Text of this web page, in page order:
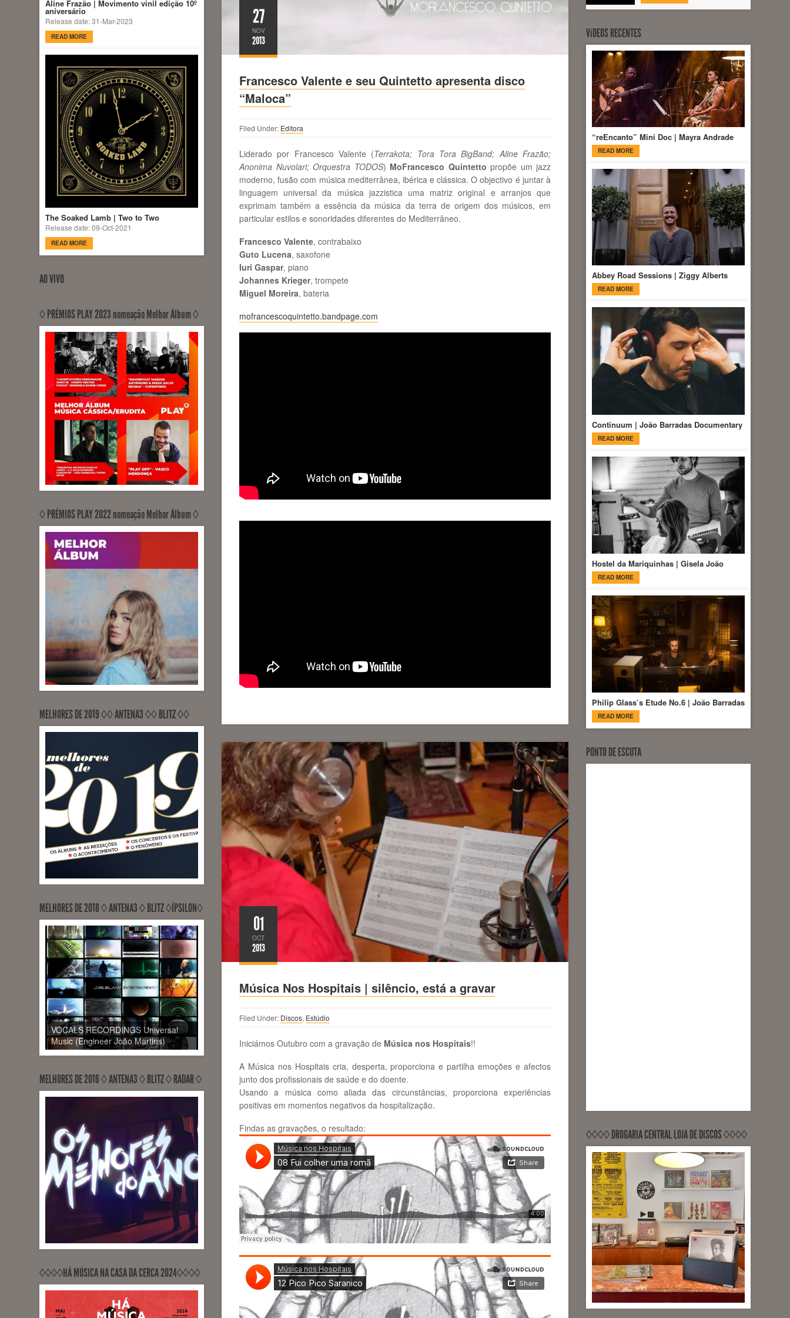
Aline Frazão | Movimento vinil edição 10º
aniversário
Release date: 31-Mar-2023
READ MORE
The Soaked Lamb | Two to Two
Release date: 09-Oct-2021
READ MORE
AO VIVO
◊ PRÉMIOS PLAY 2023 nomeação Melhor Álbum ◊
◊ PRÉMIOS PLAY 2022 nomeação Melhor Álbum ◊
MELHORES DE 2019 ◊◊ ANTENA3 ◊◊ BLITZ ◊◊
MELHORES DE 2018 ◊ ANTENA3 ◊ BLITZ ◊ÍPSILON◊
VOCALS RECORDINGS Universal
Music (Engineer João Martins)
MELHORES DE 2016 ◊ ANTENA3 ◊ BLITZ ◊ RADAR ◊
RECORDED, MIXED, RELEASED
PontoZurca (Engineer Sérgio
◊◊◊◊HÁ MÚSICA NA CASA DA CERCA 2024◊◊◊◊
27
NOV
2013
Francesco Valente e seu Quintetto apresenta disco
“Maloca”
Filed Under: Editora
Liderado por Francesco Valente (Terrakota; Tora Tora BigBand; Aline Frazão;
Anonima Nuvolari; Orquestra TODOS) MoFrancesco Quintetto propõe um jazz
moderno, fusão com música mediterrânea, ibérica e clássica. O objectivo é juntar à
linguagem universal da música jazzistica uma matriz original e arranjos que
exprimam também a essência da música da terra de origem dos músicos, em
particular estilos e sonoridades diferentes do Mediterrâneo.
Francesco Valente, contrabaixo
Guto Lucena, saxofone
Iuri Gaspar, piano
Johannes Krieger, trompete
Miguel Moreira, bateria
mofrancescoquintetto.bandpage.com
01
OCT
2013
Música Nos Hospitais | silêncio, está a gravar
Filed Under: Discos, Estúdio
Iniciámos Outubro com a gravação de Música nos Hospitais!!
A Música nos Hospitais cria, desperta, proporciona e partilha emoções e afectos
junto dos profissionais de saúde e do doente. ​
Usando a música como aliada das circunstâncias, proporciona experiências
positivas em momentos negativos da hospitalização​.
Findas as gravações, o resultado:
VíDEOS RECENTES
“reEncanto” Mini Doc | Mayra Andrade
READ MORE
Abbey Road Sessions | Ziggy Alberts
READ MORE
Continuum | João Barradas Documentary
READ MORE
Hostel da Mariquinhas | Gisela João
READ MORE
Philip Glass’s Etude No.6 | João Barradas
READ MORE
PONTO DE ESCUTA
◊◊◊◊ DROGARIA CENTRAL LOJA DE DISCOS ◊◊◊◊